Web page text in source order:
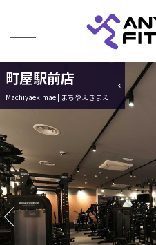
町屋駅前店
Machiyaekimae | まちやえきまえ